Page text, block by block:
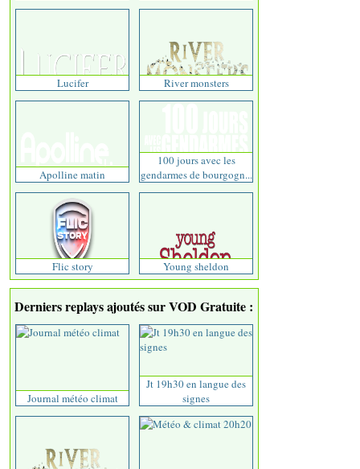
Lucifer River monsters
Apolline matin
100 jours avec les
gendarmes de bourgogn...
Flic story Young sheldon
Derniers replays ajoutés sur VOD Gratuite :
Journal météo climat
Jt 19h30 en langue des
signes